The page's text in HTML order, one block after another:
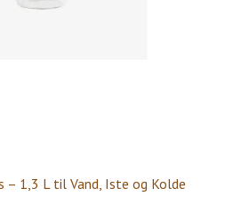
– 1,3 L til Vand, Iste og Kolde